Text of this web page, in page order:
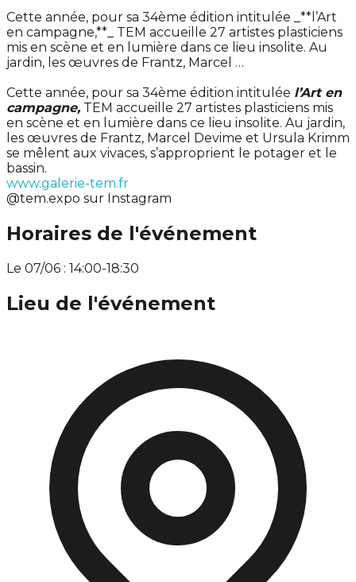
Cette année, pour sa 34ème édition intitulée _**l’Art
en campagne,**_ TEM accueille 27 artistes plasticiens
mis en scène et en lumière dans ce lieu insolite. Au
jardin, les œuvres de Frantz, Marcel …
Cette année, pour sa 34ème édition intitulée l’Art en
campagne, TEM accueille 27 artistes plasticiens mis
en scène et en lumière dans ce lieu insolite. Au jardin,
les œuvres de Frantz, Marcel Devime et Ursula Krimm
se mêlent aux vivaces, s’approprient le potager et le
bassin.
www.galerie-tem.fr
@tem.expo sur Instagram
Horaires de l'événement
Le 07/06 : 14:00-18:30
Lieu de l'événement